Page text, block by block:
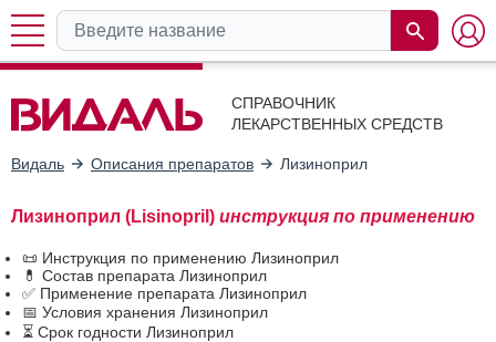
СПРАВОЧНИК
ЛЕКАРСТВЕННЫХ СРЕДСТВ
Видаль Описания препаратов Лизиноприл
Лизиноприл (Lisinopril) инструкция по применению
📜 Инструкция по применению Лизиноприл
💊 Состав препарата Лизиноприл
✅ Применение препарата Лизиноприл
📅 Условия хранения Лизиноприл
⏳ Срок годности Лизиноприл